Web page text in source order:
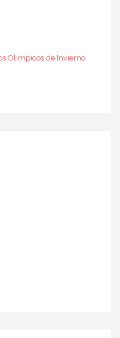
Olímpicos de Invierno